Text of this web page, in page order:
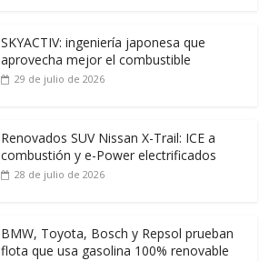
SKYACTIV: ingeniería japonesa que
aprovecha mejor el combustible
29 de julio de 2026
Renovados SUV Nissan X-Trail: ICE a
combustión y e-Power electrificados
28 de julio de 2026
BMW, Toyota, Bosch y Repsol prueban
flota que usa gasolina 100% renovable